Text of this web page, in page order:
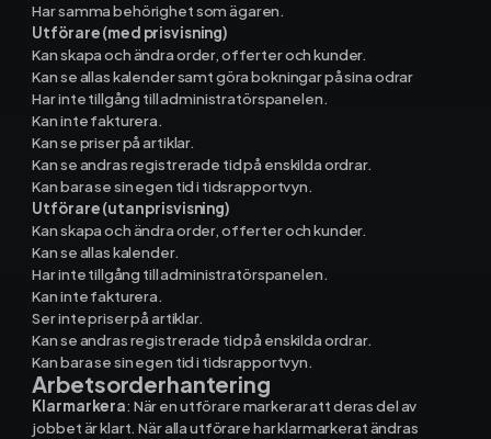
Materialhantering
Checklistor
Grossister
Dokument
Har samma behörighet som ägaren.
Utförare (med prisvisning)
Kan skapa och ändra order, offerter och kunder.
Kan se allas kalender samt göra bokningar på sina odrar
Har inte tillgång till administratörspanelen.
Kan inte fakturera.
Kan se priser på artiklar.
Kan se andras registrerade tid på enskilda ordrar.
Kan bara se sin egen tid i tidsrapportvyn.
Utförare (utan prisvisning)
Kan skapa och ändra order, offerter och kunder.
Kan se allas kalender.
Har inte tillgång till administratörspanelen.
Kan inte fakturera.
Ser inte priser på artiklar.
Kan se andras registrerade tid på enskilda ordrar.
Kan bara se sin egen tid i tidsrapportvyn.
Arbetsorderhantering
Klarmarkera: När en utförare markerar att deras del av
jobbet är klart. När alla utförare har klarmarkerat ändras